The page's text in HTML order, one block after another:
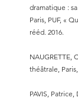
dramatique :
Paris, PUF, «
rééd. 2016.
NAUGRETTE,
théâtrale,
PAVIS,